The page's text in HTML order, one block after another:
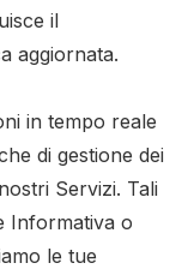
il
aggiornata.
in tempo reale
di gestione dei
Servizi. Tali
Informativa o
le tue